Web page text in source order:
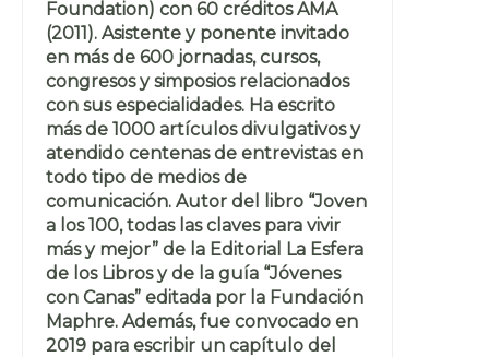
Foundation) con 60 créditos AMA
(2011). Asistente y ponente invitado
en más de 600 jornadas, cursos,
congresos y simposios relacionados
con sus especialidades. Ha escrito
más de 1000 artículos divulgativos y
atendido centenas de entrevistas en
todo tipo de medios de
comunicación. Autor del libro “Joven
a los 100, todas las claves para vivir
más y mejor” de la Editorial La Esfera
de los Libros y de la guía “Jóvenes
con Canas” editada por la Fundación
Maphre. Además, fue convocado en
2019 para escribir un capítulo del